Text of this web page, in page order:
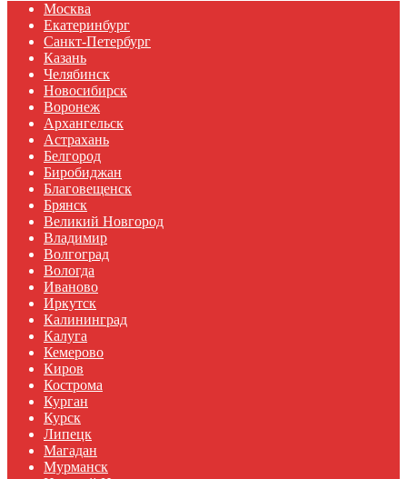
Москва
Екатеринбург
Санкт-Петербург
Казань
Челябинск
Новосибирск
Воронеж
Архангельск
Астрахань
Белгород
Биробиджан
Благовещенск
Брянск
Великий Новгород
Владимир
Волгоград
Вологда
Иваново
Иркутск
Калининград
Калуга
Кемерово
Киров
Кострома
Курган
Курск
Липецк
Магадан
Мурманск